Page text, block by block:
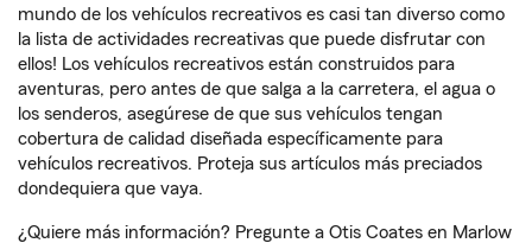
mundo de los vehículos recreativos es casi tan diverso como
la lista de actividades recreativas que puede disfrutar con
ellos! Los vehículos recreativos están construidos para
aventuras, pero antes de que salga a la carretera, el agua o
los senderos, asegúrese de que sus vehículos tengan
cobertura de calidad diseñada específicamente para
vehículos recreativos. Proteja sus artículos más preciados
dondequiera que vaya.
¿Quiere más información? Pregunte a Otis Coates en Marlow